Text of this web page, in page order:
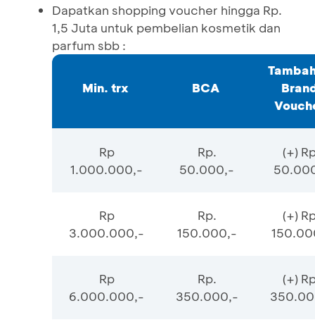
Dapatkan shopping voucher hingga Rp.
1,5 Juta untuk pembelian kosmetik dan
parfum sbb :
Min. trx BCA
Rp
1.000.000,-
Rp.
50.000,-
(+)
Rp
3.000.000,-
Rp.
150.000,-
(+)
Rp
6.000.000,-
Rp.
350.000,-
(+)